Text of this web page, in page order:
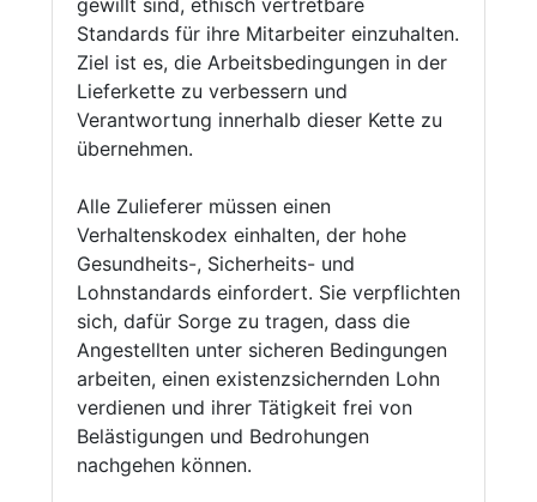
gewillt sind, ethisch vertretbare
Standards für ihre Mitarbeiter einzuhalten.
Ziel ist es, die Arbeitsbedingungen in der
Lieferkette zu verbessern und
Verantwortung innerhalb dieser Kette zu
übernehmen.
Alle Zulieferer müssen einen
Verhaltenskodex einhalten, der hohe
Gesundheits-, Sicherheits- und
Lohnstandards einfordert. Sie verpflichten
sich, dafür Sorge zu tragen, dass die
Angestellten unter sicheren Bedingungen
arbeiten, einen existenzsichernden Lohn
verdienen und ihrer Tätigkeit frei von
Belästigungen und Bedrohungen
nachgehen können.